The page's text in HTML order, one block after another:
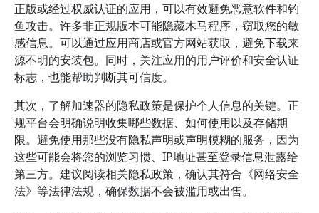
正版或经过权威认证的应用，可以有效避免恶意软件和钓
鱼攻击。许多非正规版本可能隐藏木马程序，窃取您的敏
感信息。可以通过应用商店或官方网站获取，避免下载来
源不明的安装包。同时，关注应用的用户评价和安全认证
标志，也能帮助判断其可信度。
其次，了解加速器的隐私政策是保护个人信息的关键。正
规平台会明确说明收集哪些数据、如何使用以及存储期
限。避免使用那些没有隐私声明或声明模糊的服务，因为
这些可能会将您的浏览习惯、IP地址甚至登录信息泄露给
第三方。建议阅读相关隐私政策，确认其符合《网络安全
法》等法律法规，确保数据不会被滥用或出售。